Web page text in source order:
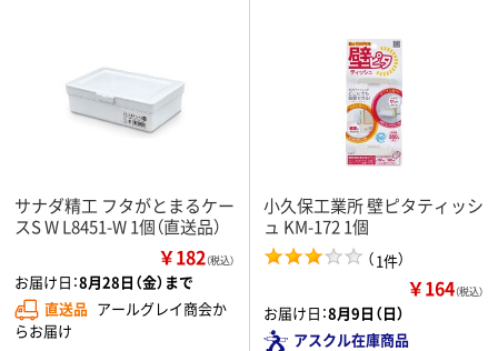
サナダ精工 フタがとまるケー
スS W L8451-W 1個（直送品）
￥182（税込）
お届け日：8月28日（金）まで
直送品 アールグレイ商会か
らお届け
小久保工業所 壁ピタティッシ
ュ KM-172 1個
（1件）
￥164（税込）
お届け日：8月9日（日）
アスクル在庫商品